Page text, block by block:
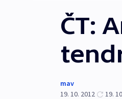
ČT:
mav
19. 10. 2012
19.